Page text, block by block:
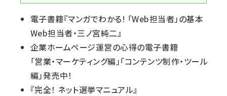
電子書籍『マンガでわかる! 「Web担当者」の基本
Web担当者・三ノ宮純二』
企業ホームページ運営の心得の電子書籍
「営業・マーケティング編」「コンテンツ制作・ツール
編」発売中！
『完全！ ネット選挙マニュアル』